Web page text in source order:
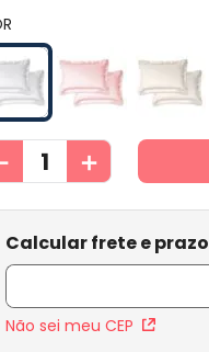
＋
Não sei meu CEP